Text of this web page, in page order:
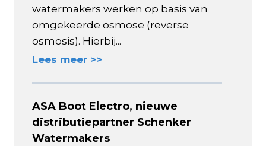
watermakers werken op basis van
omgekeerde osmose (reverse
osmosis). Hierbij...
Lees meer >>
ASA Boot Electro, nieuwe
distributiepartner Schenker
Watermakers